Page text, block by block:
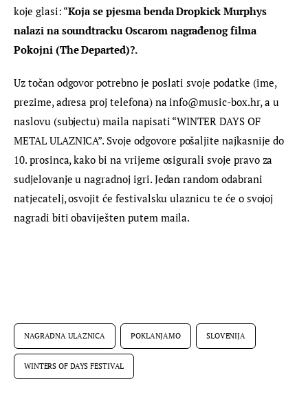
koje glasi: “Koja se pjesma benda Dropkick Murphys
nalazi na soundtracku Oscarom nagrađenog filma
Pokojni (The Departed)?.
Uz točan odgovor potrebno je poslati svoje podatke (ime,
prezime, adresa proj telefona) na info@music-box.hr, a u
naslovu (subjectu) maila napisati “WINTER DAYS OF
METAL ULAZNICA”. Svoje odgovore pošaljite najkasnije do
10. prosinca, kako bi na vrijeme osigurali svoje pravo za
sudjelovanje u nagradnoj igri. Jedan random odabrani
natjecatelj, osvojit će festivalsku ulaznicu te će o svojoj
nagradi biti obaviješten putem maila.
NAGRADNA ULAZNICA POKLANJAMO SLOVENIJA
WINTERS OF DAYS FESTIVAL